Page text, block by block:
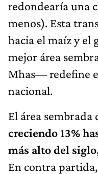
redondearía una
menos). Esta
hacia el maíz y
mejor área
Mhas— redefine
nacional.
El área sembrada
creciendo 13%
más alto del
En contra